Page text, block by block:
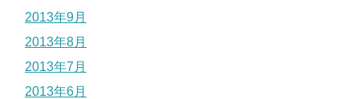
2013年9月
2013年8月
2013年7月
2013年6月